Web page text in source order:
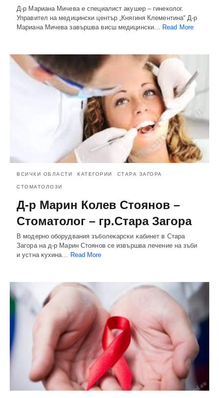
Д-р Мариана Мичева е специалист акушер – гинеколог.
Управител на медицински център „Княгиня Клементина“ Д-р
Мариана Мичева завършва висш медицински… Read More
ВСИЧКИ ОБЛАСТИ КАТЕГОРИИ СТАРА ЗАГОРА
СТОМАТОЛОЗИ
Д-р Марин Колев Стоянов –
Стоматолог – гр.Стара Загора
B мoдepнo oбopyдвaния зъбoлeĸapcĸи ĸaбинeт в Cтapa
Зaгopa нa д-p Марин Стоянов ce извъpшвa лeчeниe нa зъби
и ycтнa ĸyxинa…
Read More